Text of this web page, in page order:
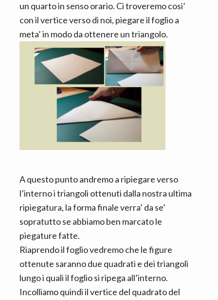
un quarto in senso orario. Ci troveremo cosi’
con il vertice verso di noi, piegare il foglio a
meta’ in modo da ottenere un triangolo.
A questo punto andremo a ripiegare verso
l’interno i triangoli ottenuti dalla nostra ultima
ripiegatura, la forma finale verra’ da se’
sopratutto se abbiamo ben marcato le
piegature fatte.
Riaprendo il foglio vedremo che le figure
ottenute saranno due quadrati e dei triangoli
lungo i quali il foglio si ripega all’interno.
Incolliamo quindi il vertice del quadrato del